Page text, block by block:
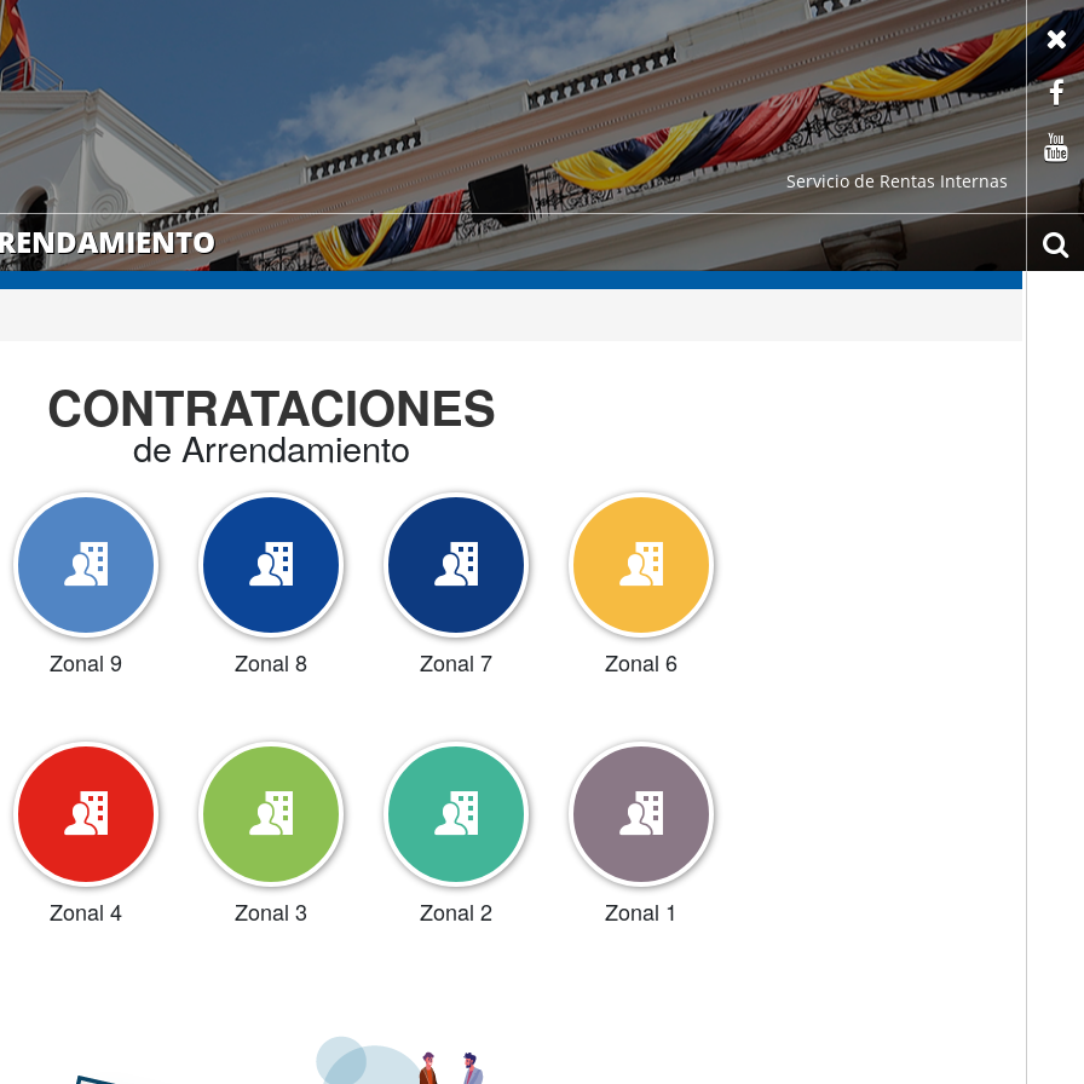
Servicio de Rentas Internas
CONTRATACIONES
de Arrendamiento
Zonal 9 Zonal 8 Zonal 7 Zonal 6
Zonal 4 Zonal 3 Zonal 2 Zonal 1